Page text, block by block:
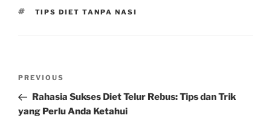
TAGS
TIPS DIET TANPA NASI
Previous
Post
PREVIOUS
Rahasia Sukses Diet Telur Rebus: Tips dan Trik
yang Perlu Anda Ketahui